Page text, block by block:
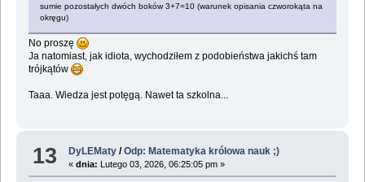
sumie pozostałych dwóch boków 3+7=10 (warunek opisania czworokąta na
okręgu)
No proszę
Ja natomiast, jak idiota, wychodziłem z podobieństwa jakichś tam
trójkątów
Taaa. Wiedza jest potęgą. Nawet ta szkolna...
13 DyLEMaty /Odp: Matematyka królowa nauk ;)
«dnia: Lutego 03, 2026, 06:25:05 pm »